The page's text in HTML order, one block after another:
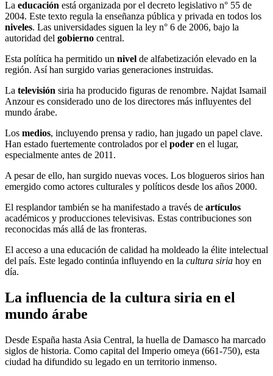
La educación está organizada por el decreto legislativo n° 55 de
2004. Este texto regula la enseñanza pública y privada en todos los
niveles. Las universidades siguen la ley n° 6 de 2006, bajo la
autoridad del gobierno central.
Esta política ha permitido un nivel de alfabetización elevado en la
región. Así han surgido varias generaciones instruidas.
La televisión siria ha producido figuras de renombre. Najdat Isamail
Anzour es considerado uno de los directores más influyentes del
mundo árabe.
Los medios, incluyendo prensa y radio, han jugado un papel clave.
Han estado fuertemente controlados por el poder en el lugar,
especialmente antes de 2011.
A pesar de ello, han surgido nuevas voces. Los blogueros sirios han
emergido como actores culturales y políticos desde los años 2000.
El resplandor también se ha manifestado a través de artículos
académicos y producciones televisivas. Estas contribuciones son
reconocidas más allá de las fronteras.
El acceso a una educación de calidad ha moldeado la élite intelectual
del país. Este legado continúa influyendo en la cultura siria hoy en
día.
La influencia de la cultura siria en el
mundo árabe
Desde España hasta Asia Central, la huella de Damasco ha marcado
siglos de historia. Como capital del Imperio omeya (661-750), esta
ciudad ha difundido su legado en un territorio inmenso.